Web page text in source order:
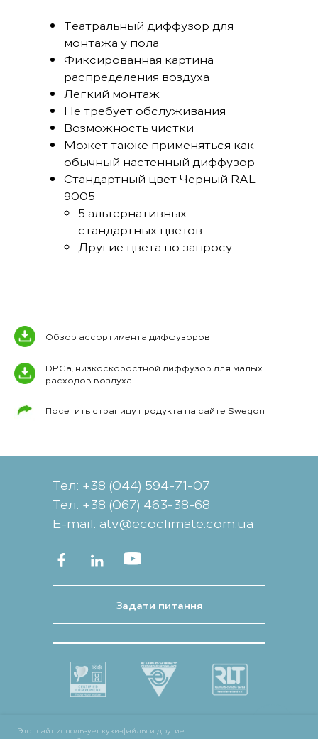
Этот сайт использует куки-файлы и другие
Tеатральный диффузор для
монтажа у пола
Фиксированная картина
распределения воздуха
Легкий монтаж
Не требует обслуживания
Возможность чистки
Может также применяться как
обычный настенный диффузор
Стандартный цвет Черный RAL
9005
5 альтернативных
стандартных цветов
Другие цвета по запросу
Обзор ассортимента диффузоров
DPGa, низкоскоростной диффузор для малых
расходов воздуха
Посетить страницу продукта на сайте Swegon
Тел: +38 (044) 594-71-07
Тел: +38 (067) 463-38-68
Е-mail: atv@ecoclimate.com.ua
Задати питання